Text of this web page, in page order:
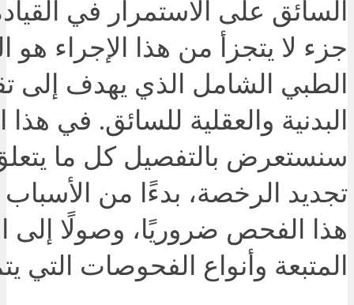
السائق على الاستمرار في
جزء لا يتجزأ من هذا الإجراء
الطبي الشامل الذي يهدف إلى
البدنية والعقلية للسائق. في هذا
سنستعرض بالتفصيل كل ما
تجديد الرخصة، بدءًا من
هذا الفحص ضروريًا، وصولًا إلى
المتبعة وأنواع الفحوصات التي